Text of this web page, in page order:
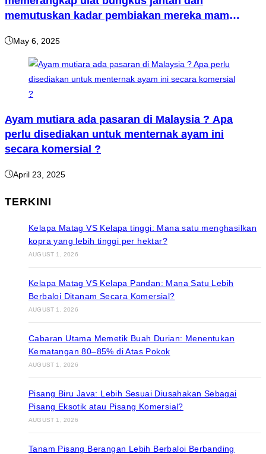
memutuskan kadar pembiakan mereka mampu
May 6, 2025
Ayam mutiara ada pasaran di Malaysia ? Apa
perlu disediakan untuk menternak ayam ini
secara komersial ?
April 23, 2025
TERKINI
Kelapa Matag VS Kelapa tinggi: Mana satu menghasilkan
kopra yang lebih tinggi per hektar?
AUGUST 1, 2026
Kelapa Matag VS Kelapa Pandan: Mana Satu Lebih
Berbaloi Ditanam Secara Komersial?
AUGUST 1, 2026
Cabaran Utama Memetik Buah Durian: Menentukan
Kematangan 80–85% di Atas Pokok
AUGUST 1, 2026
Pisang Biru Java: Lebih Sesuai Diusahakan Sebagai
Pisang Eksotik atau Pisang Komersial?
AUGUST 1, 2026
Tanam Pisang Berangan Lebih Berbaloi Berbanding